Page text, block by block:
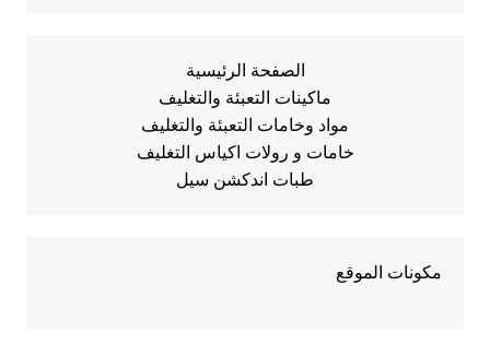
الصفحة الرئيسية
ماكينات التعبئة والتغليف
مواد وخامات التعبئة والتغليف
خامات و رولات اكياس التغليف
طبات اندكشن سيل
مكونات الموقع